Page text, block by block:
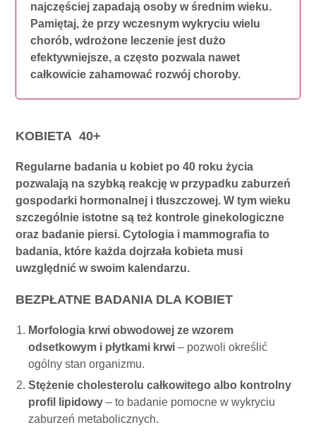
najczęściej zapadają osoby w średnim wieku.
Pamiętaj, że przy wczesnym wykryciu wielu
chorób, wdrożone leczenie jest dużo
efektywniejsze, a często pozwala nawet
całkowicie zahamować rozwój choroby.
KOBIETA 40+
Regularne badania u kobiet po 40 roku życia
pozwalają na szybką reakcję w przypadku zaburzeń
gospodarki hormonalnej i tłuszczowej. W tym wieku
szczególnie istotne są też kontrole ginekologiczne
oraz badanie piersi. Cytologia i mammografia to
badania, które każda dojrzała kobieta musi
uwzględnić w swoim kalendarzu.
BEZPŁATNE BADANIA DLA KOBIET
Morfologia krwi obwodowej ze wzorem
odsetkowym i płytkami krwi – pozwoli określić
ogólny stan organizmu.
Stężenie cholesterolu całkowitego albo kontrolny
profil lipidowy– to badanie pomocne w wykryciu
zaburzeń metabolicznych.